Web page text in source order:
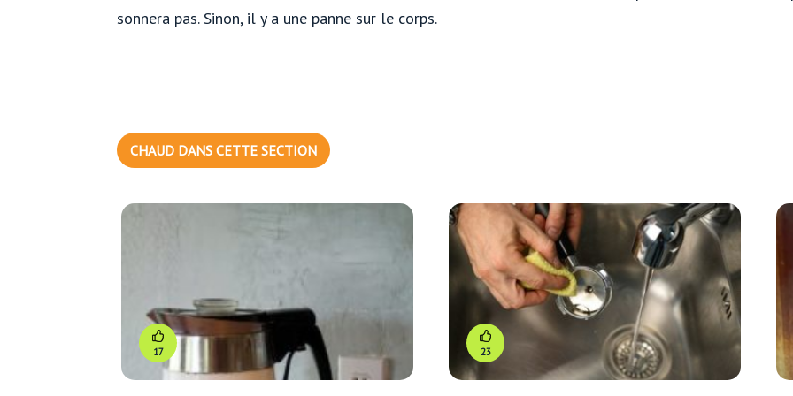
sonnera pas. Sinon, il y a une panne sur le corps.
CHAUD DANS CETTE SECTION
17 23